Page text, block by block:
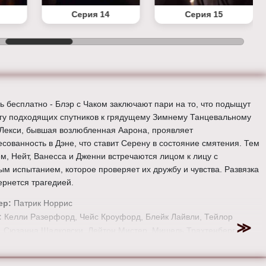
Серия 14 Серия 15
бесплатно - Блэр с Чаком заключают пари на то, что подыщут
подходящих спутников к грядущему Зимнему Танцевальному
бывшая возлюбленная Аарона, проявляет
в Дэне, что ставит Серену в состояние смятения. Тем
Нейт, Ванесса и Дженни встречаются лицом к лицу с
испытанием, которое проверяет их дружбу и чувства. Развязка
трагедией.
Патрик Норрис
Келли Разерфорд, Чейс Кроуфорд, Блейк Лайвли, Тейлор